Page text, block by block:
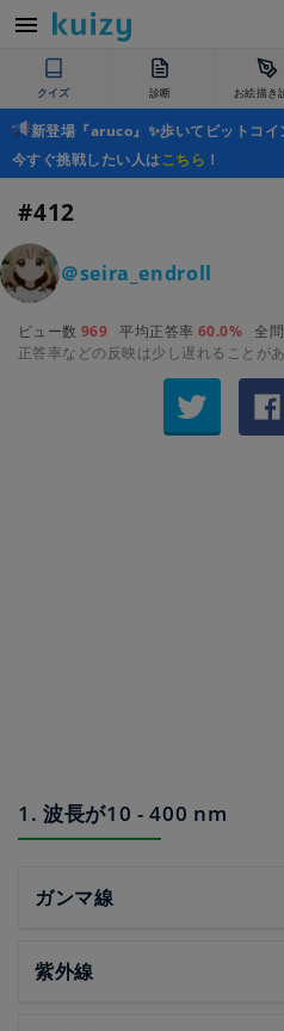
クイズ 診断 お絵描き
新登場『aruco』✨歩いてビットコイ
今すぐ挑戦したい人はこちら ！
#412
＠seira_endroll
ビュー数 969 平均正答率 60.0% 全
正答率などの反映は少し遅れることがあ
1. 波長が10 - 400 nm
ガンマ線
紫外線